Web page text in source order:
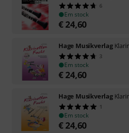
6
Em stock
€ 24,60
Hage Musikverlag
3
Em stock
€ 24,60
Hage Musikverlag
1
Em stock
€ 24,60